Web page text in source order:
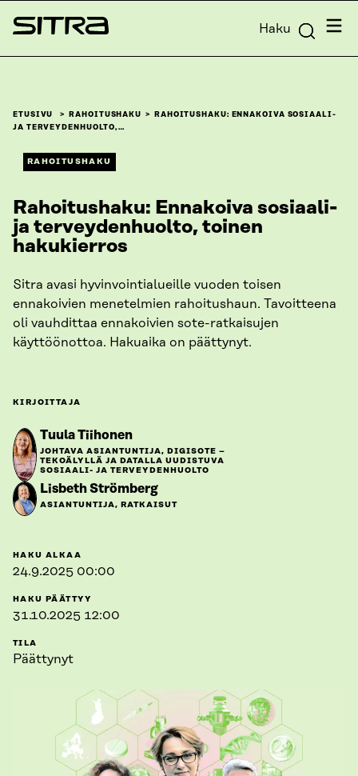
Siirry
suoraan
Sitra Haku
ETUSIVU RAHOITUSHAKU
RAHOITUSHAKU: ENNAKOIVA SOSIAALI-
JA TERVEYDENHUOLTO,…
RAHOITUSHAKU
Rahoitushaku: Ennakoiva sosiaali-
ja terveydenhuolto, toinen
hakukierros
Sitra avasi hyvinvointialueille vuoden toisen
ennakoivien menetelmien rahoitushaun. Tavoitteena
oli vauhdittaa ennakoivien sote-ratkaisujen
käyttöönottoa. Hakuaika on päättynyt.
KIRJOITTAJA
Tuula Tiihonen
JOHTAVA ASIANTUNTIJA, DIGISOTE –
TEKOÄLYLLÄ JA DATALLA UUDISTUVA
SOSIAALI- JA TERVEYDENHUOLTO
Lisbeth Strömberg
ASIANTUNTIJA, RATKAISUT
HAKU ALKAA
24.9.2025 00:00
HAKU PÄÄTTYY
31.10.2025 12:00
TILA
Päättynyt